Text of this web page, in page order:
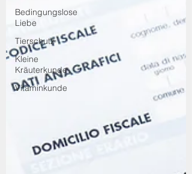
Bedingungslose
Liebe
Tierschutz
Kleine
Kräuterkunde
Vitaminkunde